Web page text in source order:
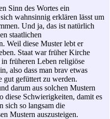
Sinn des Wortes ein
wahnsinnig erklären lässt um
Und ja, das ist natürlich
staatlichen
Weil diese Muster lebt er
Staat war früher Kirche
früheren Leben religiöse
also dass man brav etwas
gut gefüttert zu werden.
darum aus solchen Mustern
diese Schwierigkeiten, damit es
sich so langsam die
Mustern auszusteigen.